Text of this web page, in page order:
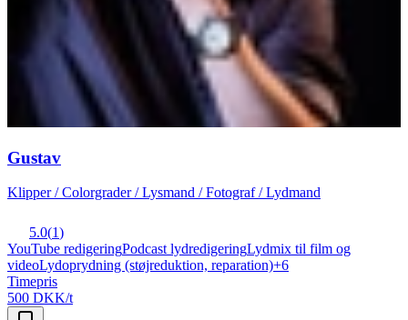
Gustav
Klipper / Colorgrader / Lysmand / Fotograf / Lydmand
5.0(1)
YouTube redigeringPodcast lydredigeringLydmix til film og
videoLydoprydning (støjreduktion, reparation)+6
Timepris
500 DKK/t